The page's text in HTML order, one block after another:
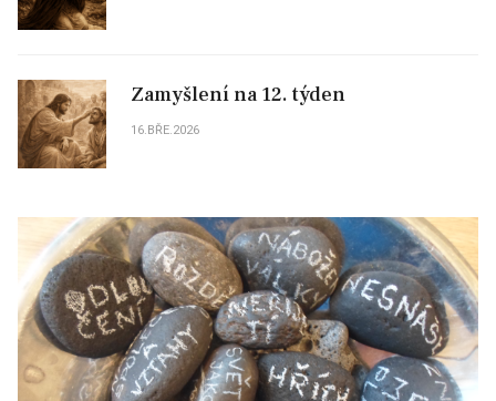
Zamyšlení na 12. týden
16.BŘE.2026